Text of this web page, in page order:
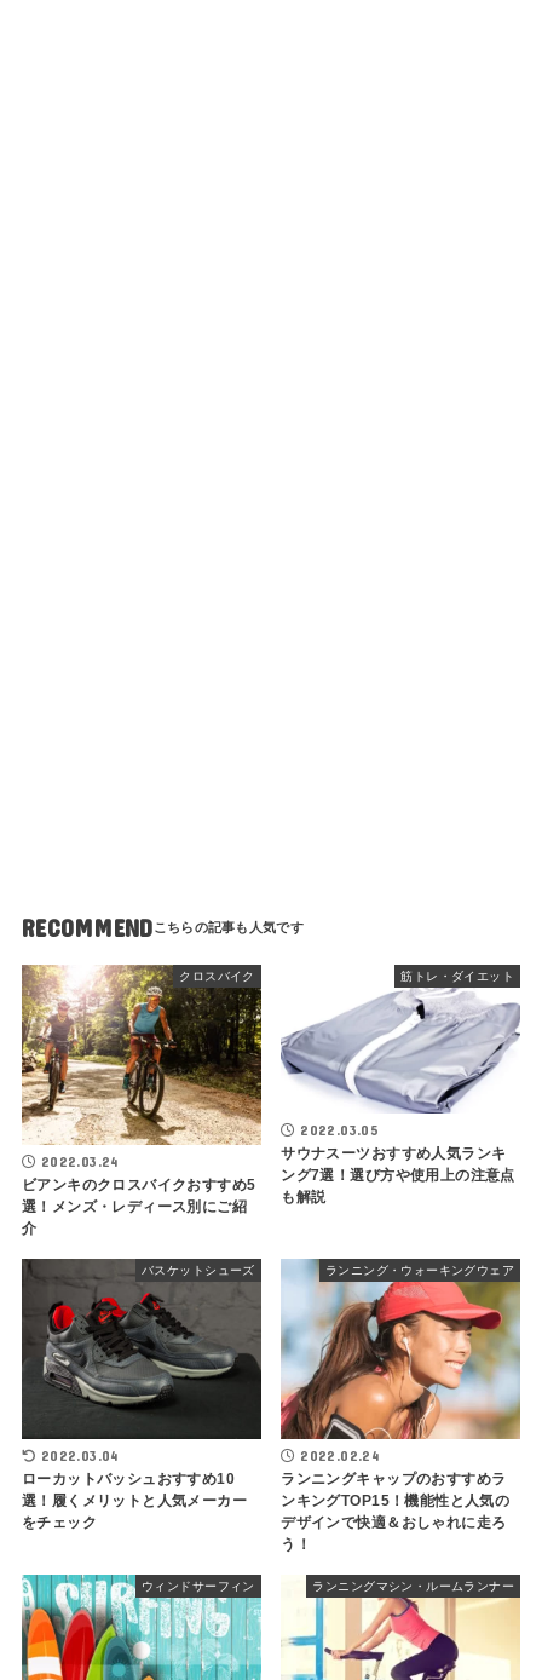
RECOMMEND
クロスバイク
2022.03.24
ビアンキのクロスバイクおすすめ5
選！メンズ・レディース別にご紹
介
筋トレ・ダイエット
2022.03.05
サウナスーツおすすめ人気ランキ
ング7選！選び方や使用上の注意点
も解説
バスケットシューズ
2022.03.04
ローカットバッシュおすすめ10
選！履くメリットと人気メーカー
をチェック
ランニング・ウォーキングウェア
2022.02.24
ランニングキャップのおすすめラ
ンキングTOP15！機能性と人気の
デザインで快適＆おしゃれに走ろ
う！
ウィンドサーフィン ランニングマシン・ルームランナー